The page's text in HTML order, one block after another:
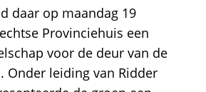
daar op maandag 19
Provinciehuis een
voor de deur van de
Onder leiding van Ridder